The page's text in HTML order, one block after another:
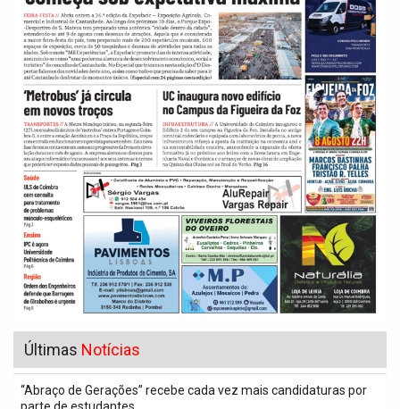
Últimas Notícias
“Abraço de Gerações” recebe cada vez mais candidaturas por
parte de estudantes